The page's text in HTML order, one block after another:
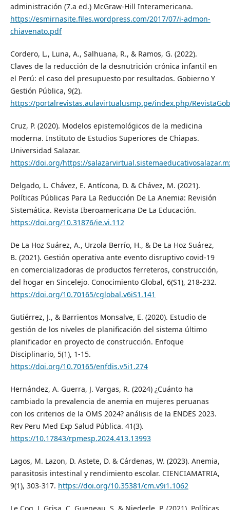
administración (7.a ed.) McGraw-Hill Interamericana.
https://esmirnasite.files.wordpress.com/2017/07/i-admon-
chiavenato.pdf
Cordero, L., Luna, A., Salhuana, R., & Ramos, G. (2022).
Claves de la reducción de la desnutrición crónica infantil en
el Perú: el caso del presupuesto por resultados. Gobierno Y
Gestión Pública, 9(2).
https://portalrevistas.aulavirtualusmp.pe/index.php/
Cruz, P. (2020). Modelos epistemológicos de la medicina
moderna. Instituto de Estudios Superiores de Chiapas.
Universidad Salazar.
https://doi.org/https://
Delgado, L. Chávez, E. Antícona, D. & Chávez, M. (2021).
Políticas Públicas Para La Reducción De La Anemia: Revisión
Sistemática. Revista Iberoamericana De La Educación.
https://doi.org/10.31876/ie.vi.112
De La Hoz Suárez, A., Urzola Berrío, H., & De La Hoz Suárez,
B. (2021). Gestión operativa ante evento disruptivo covid-19
en comercializadoras de productos ferreteros, construcción,
del hogar en Sincelejo. Conocimiento Global, 6(S1), 218-232.
https://doi.org/10.70165/cglobal.v6iS1.141
Gutiérrez, J., & Barrientos Monsalve, E. (2020). Estudio de
gestión de los niveles de planificación del sistema último
planificador en proyecto de construcción. Enfoque
Disciplinario, 5(1), 1-15.
https://doi.org/10.70165/enfdis.v5i1.274
Hernández, A. Guerra, J. Vargas, R. (2024) ¿Cuánto ha
cambiado la prevalencia de anemia en mujeres peruanas
con los criterios de la OMS 2024? análisis de la ENDES 2023.
Rev Peru Med Exp Salud Pública. 41(3).
https://10.17843/rpmesp.2024.413.13993
Lagos, M. Lazon, D. Astete, D. & Cárdenas, W. (2023). Anemia,
parasitosis intestinal y rendimiento escolar. CIENCIAMATRIA,
9(1), 303-317. https://doi.org/10.35381/cm.v9i1.1062